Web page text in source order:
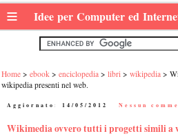
≡ Idee per Computer ed
Home ebook enciclopedia libri wikipedia
wikipedia presenti nel web.
Aggiornato: 14/05/2012 Nessun
Wikimedia ovvero tutti i progetti simili a